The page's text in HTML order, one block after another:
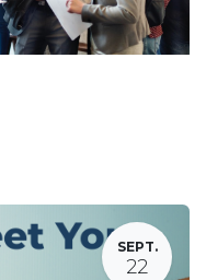
SEPT.
22